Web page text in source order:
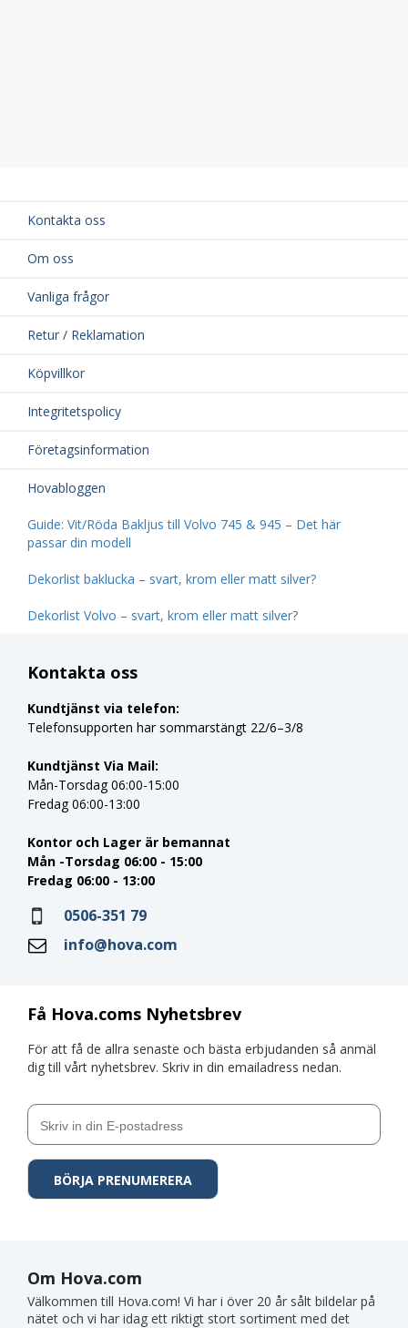
Kontakta oss
Om oss
Vanliga frågor
Retur / Reklamation
Köpvillkor
Integritetspolicy
Företagsinformation
Hovabloggen
Guide: Vit/Röda Bakljus till Volvo 745 & 945 – Det här
passar din modell
Dekorlist baklucka – svart, krom eller matt silver?
Dekorlist Volvo – svart, krom eller matt silver?
Få Hova.coms Nyhetsbrev
För att få de allra senaste och bästa erbjudanden så anmäl
dig till vårt nyhetsbrev. Skriv in din emailadress nedan.
Kontakta oss
Kundtjänst via telefon:
Telefonsupporten har sommarstängt 22/6–3/8
Kundtjänst Via Mail:
Mån-Torsdag 06:00-15:00
Fredag 06:00-13:00
Kontor och Lager är bemannat
Mån -Torsdag 06:00 - 15:00
Fredag 06:00 - 13:00
0506-351 79
info@hova.com
Om Hova.com
Välkommen till Hova.com! Vi har i över 20 år sålt bildelar på
nätet och vi har idag ett riktigt stort sortiment med det